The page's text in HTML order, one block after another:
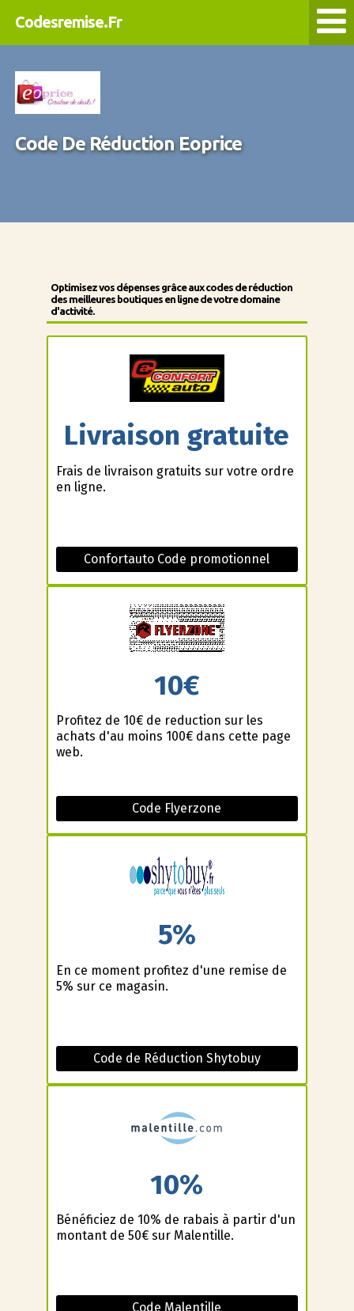
Codesremise.Fr
Code De Réduction Eoprice
Optimisez vos dépenses grâce aux codes de réduction
des meilleures boutiques en ligne de votre domaine
d'activité.
Livraison gratuite
Frais de livraison gratuits sur votre ordre
en ligne.
Confortauto Code promotionnel
10€
Profitez de 10€ de reduction sur les
achats d'au moins 100€ dans cette page
web.
Code Flyerzone
5%
En ce moment profitez d'une remise de
5% sur ce magasin.
Code de Réduction Shytobuy
10%
Bénéficiez de 10% de rabais à partir d'un
montant de 50€ sur Malentille.
Code Malentille